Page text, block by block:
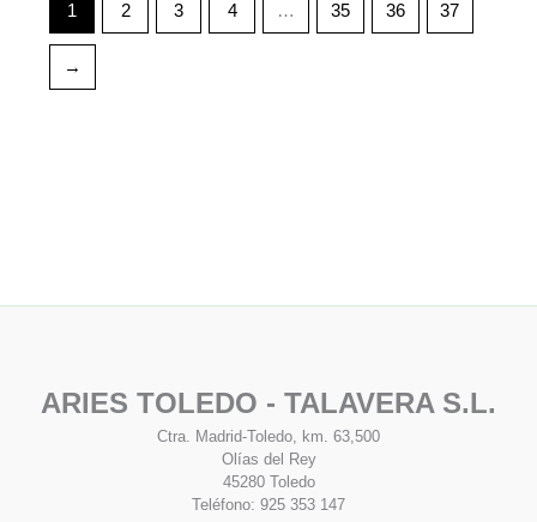
1 2 3 4 … 35 36 37
→
ARIES TOLEDO - TALAVERA S.L.
Ctra. Madrid-Toledo, km. 63,500
Olías del Rey
45280 Toledo
Teléfono: 925 353 147